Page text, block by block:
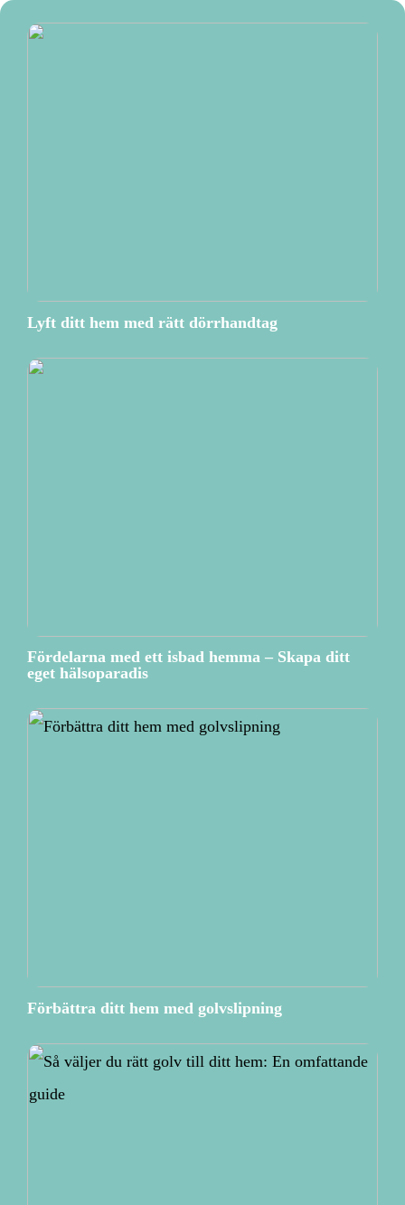
Lyft ditt hem med rätt dörrhandtag
Fördelarna med ett isbad hemma – Skapa ditt
eget hälsoparadis
Förbättra ditt hem med golvslipning